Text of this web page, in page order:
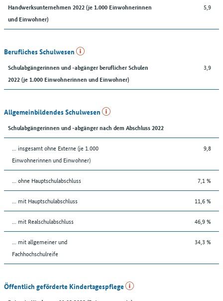
Handwerksunternehmen 2022 (je 1.000 Einwohnerinnen
und Einwohner)
5,9
Berufliches Schulwesen
Schulabgängerinnen und -abgänger beruflicher Schulen
2022 (je 1.000 Einwohnerinnen und Einwohner)
3,9
Allgemeinbildendes Schulwesen
Schulabgängerinnen und -abgänger nach dem Abschluss 2022
... insgesamt ohne Externe (je 1.000
Einwohnerinnen und Einwohner)
9,8
... ohne Hauptschulabschluss 7,1 %
... mit Hauptschulabschluss 11,6 %
... mit Realschulabschluss 46,9 %
... mit allgemeiner und
Fachhochschulreife
34,3 %
Öffentlich geförderte Kindertagespflege